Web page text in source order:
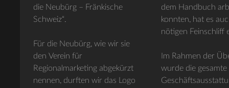
die Neubürg – Fränkische
Schweiz“.
Für die Neubürg, wie wir sie
den Verein für
Regionalmarketing abgekürzt
nennen, durften wir das Logo
dem Handbuch
konnten, hat es
nötigen Feinschliff
Im Rahmen der
wurde die gesamte